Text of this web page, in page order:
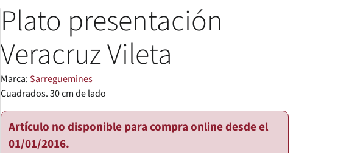
Plato presentación
Veracruz Vileta
Marca:Sarreguemines
Cuadrados. 30 cm de lado
Artículo no disponible para compra online desde el
01/01/2016.